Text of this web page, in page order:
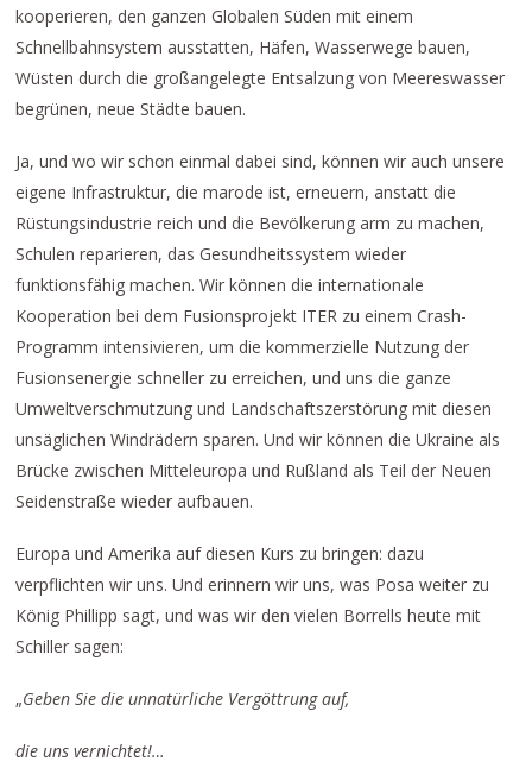
kooperieren, den ganzen Globalen Süden mit einem
Schnellbahnsystem ausstatten, Häfen, Wasserwege bauen,
Wüsten durch die großangelegte Entsalzung von Meereswasser
begrünen, neue Städte bauen.
Ja, und wo wir schon einmal dabei sind, können wir auch unsere
eigene Infrastruktur, die marode ist, erneuern, anstatt die
Rüstungsindustrie reich und die Bevölkerung arm zu machen,
Schulen reparieren, das Gesundheitssystem wieder
funktionsfähig machen. Wir können die internationale
Kooperation bei dem Fusionsprojekt ITER zu einem Crash-
Programm intensivieren, um die kommerzielle Nutzung der
Fusionsenergie schneller zu erreichen, und uns die ganze
Umweltverschmutzung und Landschaftszerstörung mit diesen
unsäglichen Windrädern sparen. Und wir können die Ukraine als
Brücke zwischen Mitteleuropa und Rußland als Teil der Neuen
Seidenstraße wieder aufbauen.
Europa und Amerika auf diesen Kurs zu bringen: dazu
verpflichten wir uns. Und erinnern wir uns, was Posa weiter zu
König Phillipp sagt, und was wir den vielen Borrells heute mit
Schiller sagen:
„Geben Sie die unnatürliche Vergöttrung auf,
die uns vernichtet!…